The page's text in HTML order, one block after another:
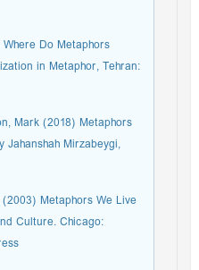
Do Metaphors
in Metaphor, Tehran:
Mark (2018) Metaphors
Jahanshah Mirzabeygi,
Metaphors We Live
Culture. Chicago: